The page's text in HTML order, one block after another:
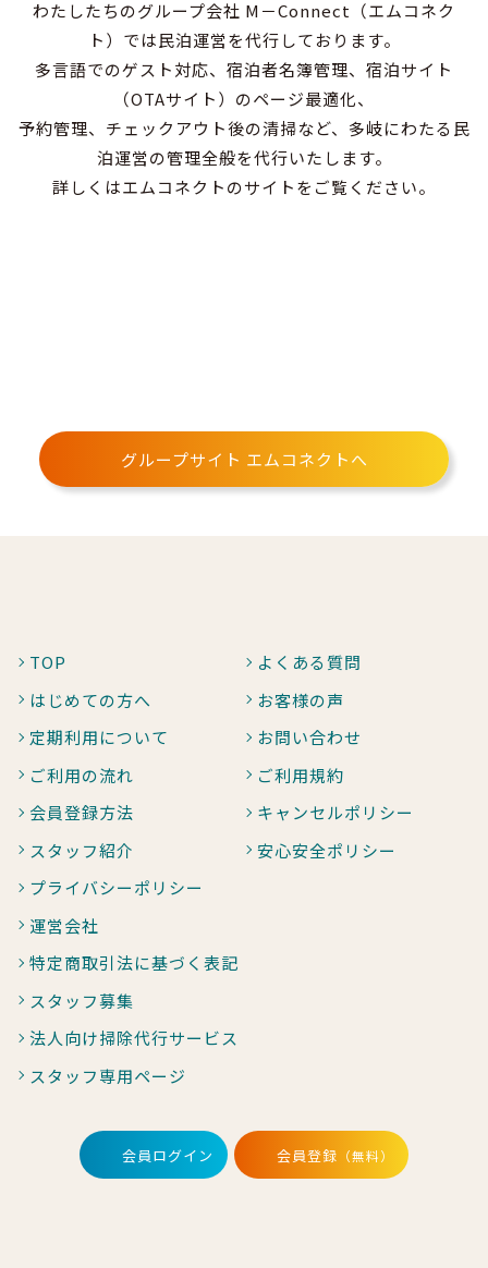
わたしたちのグループ会社 M－Connect（エムコネク
ト）では民泊運営を代行しております。
多言語でのゲスト対応、宿泊者名簿管理、宿泊サイト
（OTAサイト）のページ最適化、
予約管理、チェックアウト後の清掃など、多岐にわたる民
泊運営の管理全般を代行いたします。
詳しくはエムコネクトのサイトをご覧ください。
グループサイト エムコネクトへ
TOP
はじめての方へ
定期利用について
ご利用の流れ
会員登録方法
スタッフ紹介
よくある質問
お客様の声
お問い合わせ
ご利用規約
キャンセルポリシー
安心安全ポリシー
プライバシーポリシー
運営会社
特定商取引法に基づく表記
スタッフ募集
法人向け掃除代行サービス
スタッフ専用ページ
会員ログイン 会員登録 （無料）